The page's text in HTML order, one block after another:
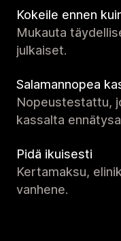
Kokeile ennen
Mukauta
julkaiset.
Salamannopea
Nopeustestattu,
kassalta
Pidä ikuisesti
Kertamaksu,
vanhene.